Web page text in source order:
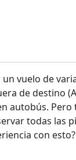
vuelo de
de destino
autobús.
todas las
con